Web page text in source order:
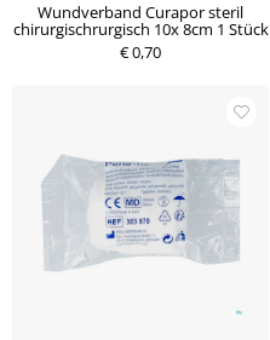
Wundverband Curapor steril
chirurgischrurgisch 10x 8cm 1 Stück
€ 0,70